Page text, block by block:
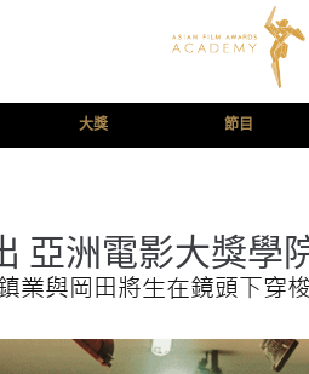
大獎 節目
亞洲電影大獎學
業與岡田將生在鏡頭下穿